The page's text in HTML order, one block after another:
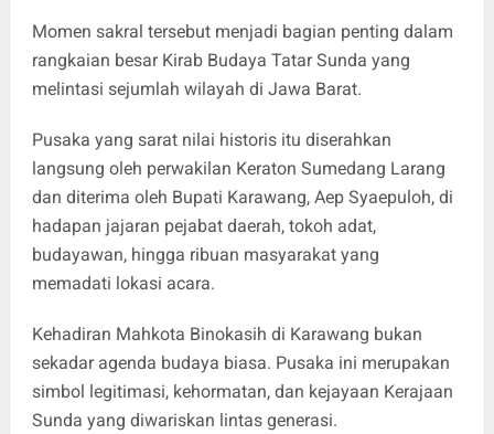
Momen sakral tersebut menjadi bagian penting dalam
rangkaian besar Kirab Budaya Tatar Sunda yang
melintasi sejumlah wilayah di Jawa Barat.
Pusaka yang sarat nilai historis itu diserahkan
langsung oleh perwakilan Keraton Sumedang Larang
dan diterima oleh Bupati Karawang, Aep Syaepuloh, di
hadapan jajaran pejabat daerah, tokoh adat,
budayawan, hingga ribuan masyarakat yang
memadati lokasi acara.
Kehadiran Mahkota Binokasih di Karawang bukan
sekadar agenda budaya biasa. Pusaka ini merupakan
simbol legitimasi, kehormatan, dan kejayaan Kerajaan
Sunda yang diwariskan lintas generasi.